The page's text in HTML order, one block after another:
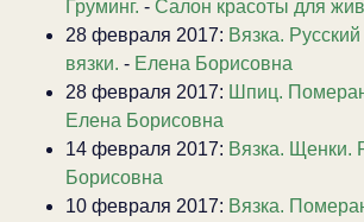
Груминг. - Салон красоты для
28 февраля 2017: Вязка.
вязки. - Елена Борисовна
28 февраля 2017: Шпиц.
Елена Борисовна
14 февраля 2017: Вязка. Щенки.
Борисовна
10 февраля 2017: Вязка.